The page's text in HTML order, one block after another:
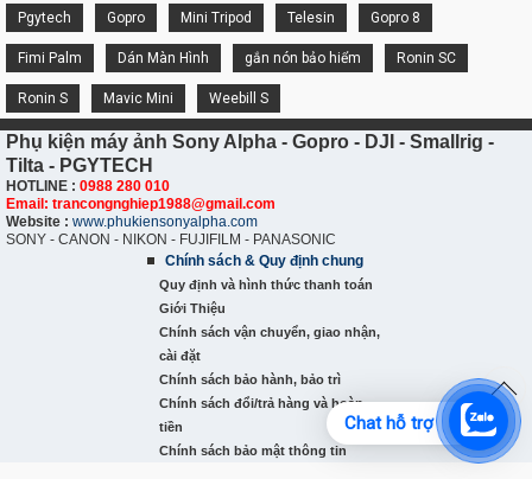
Pgytech Gopro Mini Tripod Telesin Gopro 8
Fimi Palm Dán Màn Hình gắn nón bảo hiểm Ronin SC
Ronin S Mavic Mini Weebill S
Phụ kiện máy ảnh Sony Alpha - Gopro - DJI - Smallrig -
Tilta - PGYTECH
HOTLINE : 0988 280 010
Email: trancongnghiep1988@gmail.com
Website : www.phukiensonyalpha.com
SONY - CANON - NIKON - FUJIFILM - PANASONIC
Chính sách & Quy định chung
Quy định và hình thức thanh toán
Giới Thiệu
Chính sách vận chuyển, giao nhận,
cài đặt
Chính sách bảo hành, bảo trì
Chính sách đổi/trả hàng và hoàn
tiền
Chính sách bảo mật thông tin
Chat hỗ trợ